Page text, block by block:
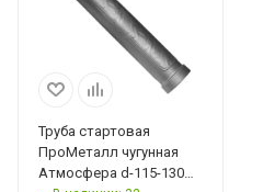
Труба стартовая
ПроМеталл чугунная
Атмосфера d-115-130